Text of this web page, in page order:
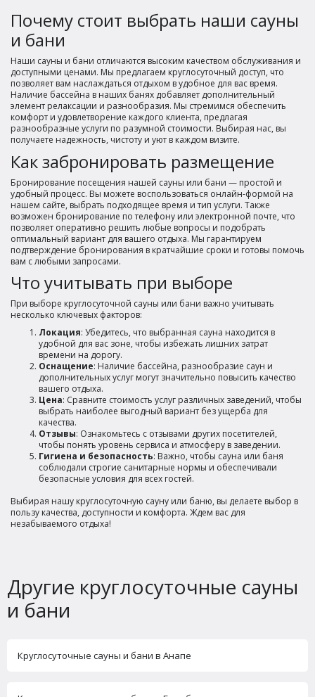
Почему стоит выбрать наши сауны
и бани
Наши сауны и бани отличаются высоким качеством обслуживания и
доступными ценами. Мы предлагаем круглосуточный доступ, что
позволяет вам наслаждаться отдыхом в удобное для вас время.
Наличие бассейна в наших банях добавляет дополнительный
элемент релаксации и разнообразия. Мы стремимся обеспечить
комфорт и удовлетворение каждого клиента, предлагая
разнообразные услуги по разумной стоимости. Выбирая нас, вы
получаете надежность, чистоту и уют в каждом визите.
Как забронировать размещение
Бронирование посещения нашей сауны или бани — простой и
удобный процесс. Вы можете воспользоваться онлайн-формой на
нашем сайте, выбрать подходящее время и тип услуги. Также
возможен бронирование по телефону или электронной почте, что
позволяет оперативно решить любые вопросы и подобрать
оптимальный вариант для вашего отдыха. Мы гарантируем
подтверждение бронирования в кратчайшие сроки и готовы помочь
вам с любыми запросами.
Что учитывать при выборе
При выборе круглосуточной сауны или бани важно учитывать
несколько ключевых факторов:
Локация: Убедитесь, что выбранная сауна находится в
удобной для вас зоне, чтобы избежать лишних затрат
времени на дорогу.
Оснащение: Наличие бассейна, разнообразие саун и
дополнительных услуг могут значительно повысить качество
вашего отдыха.
Цена: Сравните стоимость услуг различных заведений, чтобы
выбрать наиболее выгодный вариант без ущерба для
качества.
Отзывы: Ознакомьтесь с отзывами других посетителей,
чтобы понять уровень сервиса и атмосферу в заведении.
Гигиена и безопасность: Важно, чтобы сауна или баня
соблюдали строгие санитарные нормы и обеспечивали
безопасные условия для всех гостей.
Выбирая нашу круглосуточную сауну или баню, вы делаете выбор в
пользу качества, доступности и комфорта. Ждем вас для
незабываемого отдыха!
Другие круглосуточные сауны
и бани
Круглосуточные сауны и бани в Анапе